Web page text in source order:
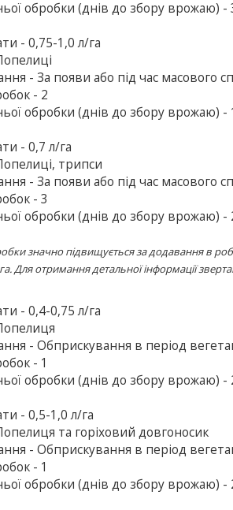
обробки (днів до збору врожаю) -
- 0,75-1,0 л/га
- За появи або під час масового
- 2
обробки (днів до збору врожаю) -
- 0,7 л/га
трипси
- За появи або під час масового
- 3
обробки (днів до збору врожаю) -
значно підвищується за додавання в
Для отримання детальної інформації
- 0,4-0,75 л/га
- Обприскування в період
- 1
обробки (днів до збору врожаю) -
- 0,5-1,0 л/га
та горіховий довгоносик
- Обприскування в період
- 1
обробки (днів до збору врожаю) -